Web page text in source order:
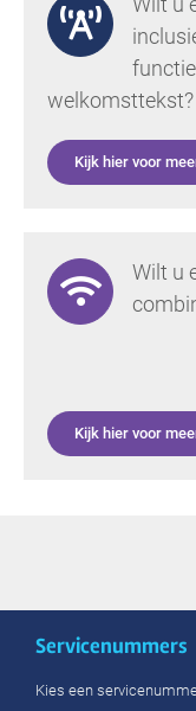
welkomsttekst?
Kijk hier voor
Wilt u
Kijk hier voor
Servicenummers
Kies een